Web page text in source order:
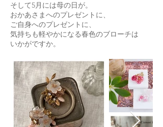
そして5月には母の日が。
おかあさまへのプレゼントに、
ご自身へのプレゼントに、
気持ちも軽やかになる春色のブローチは
​いかがですか。